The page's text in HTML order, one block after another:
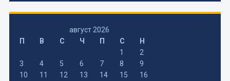
август 2026
П
В С Ч П С
Н
1
2
3
4 5 6 7 8
9
10
11 12 13 14 15
16